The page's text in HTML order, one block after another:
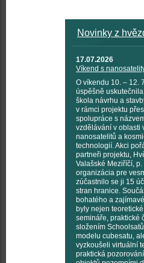
Novinky z
17.07.2026
Víkend s
O víkendu 10. – 12.
úspěšně
škola návrhu a
v rámci projektu
spolupráce s
vzdělávání v oblasti
nanosatelitů a
technologií. Akci
partneři projektu,
Valašské Meziříčí,
organizácia pre
zúčastnilo se ji 15
stran hranice.
bohatého a
byly nejen
semináře, praktické
složením
modelu cubesatu,
vyzkoušeli virtuální
praktická